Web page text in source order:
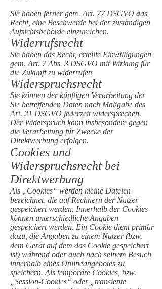
Sie haben ferner gem. Art. 77 DSGVO das
Recht, eine Beschwerde bei der zuständigen
Aufsichtsbehörde einzureichen.
Widerrufsrecht
Sie haben das Recht, erteilte Einwilligungen
gem. Art. 7 Abs. 3 DSGVO mit Wirkung für
die Zukunft zu widerrufen
Widerspruchsrecht
Sie können der künftigen Verarbeitung der
Sie betreffenden Daten nach Maßgabe des
Art. 21 DSGVO jederzeit widersprechen.
Der Widerspruch kann insbesondere gegen
die Verarbeitung für Zwecke der
Direktwerbung erfolgen.
Cookies und
Widerspruchsrecht bei
Direktwerbung
Als „Cookies“ werden kleine Dateien
bezeichnet, die auf Rechnern der Nutzer
gespeichert werden. Innerhalb der Cookies
können unterschiedliche Angaben
gespeichert werden. Ein Cookie dient primär
dazu, die Angaben zu einem Nutzer (bzw.
dem Gerät auf dem das Cookie gespeichert
ist) während oder auch nach seinem Besuch
innerhalb eines Onlineangebotes zu
speichern. Als temporäre Cookies, bzw.
„Session-Cookies“ oder „transiente